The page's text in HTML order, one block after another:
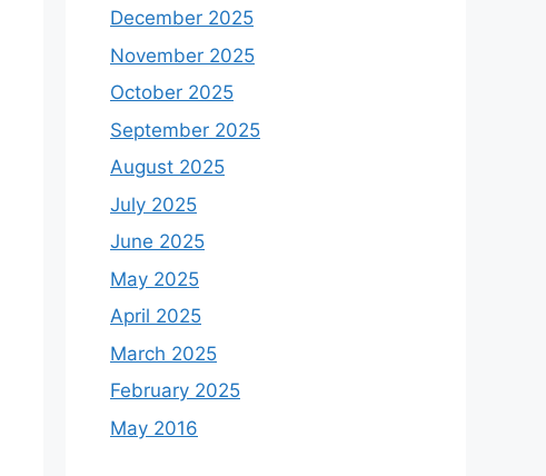
December 2025
November 2025
October 2025
September 2025
August 2025
July 2025
June 2025
May 2025
April 2025
March 2025
February 2025
May 2016